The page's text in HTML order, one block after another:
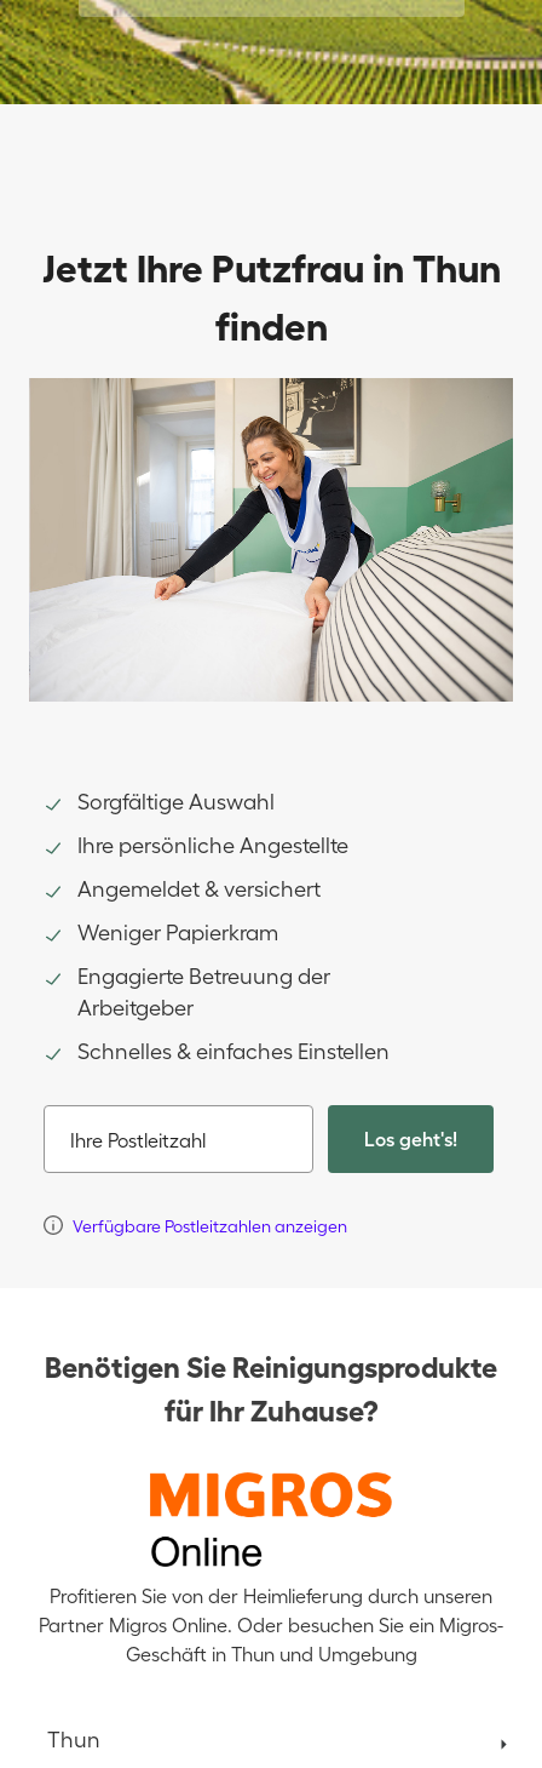
Jetzt Ihre Putzfrau in Thun
finden
Sorgfältige Auswahl
Ihre persönliche Angestellte
Angemeldet & versichert
Weniger Papierkram
Engagierte Betreuung der
Arbeitgeber
Schnelles & einfaches Einstellen
Ihre Postleitzahl Los geht's!
Verfügbare Postleitzahlen anzeigen
Benötigen Sie Reinigungsprodukte
für Ihr Zuhause?
Profitieren Sie von der Heimlieferung durch unseren
Partner Migros Online. Oder besuchen Sie ein Migros-
Geschäft in Thun und Umgebung
Thun